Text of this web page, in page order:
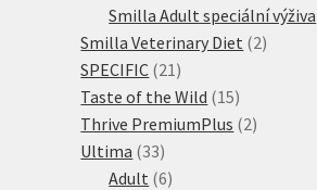
produkty
Smilla Adult speciální výživa
Smilla Veterinary Diet 22
SPECIFIC 21 21
produktů
Taste of the Wild 1515
produktů
Thrive PremiumPlus 22
Ultima 3333
produktů
Adult 66